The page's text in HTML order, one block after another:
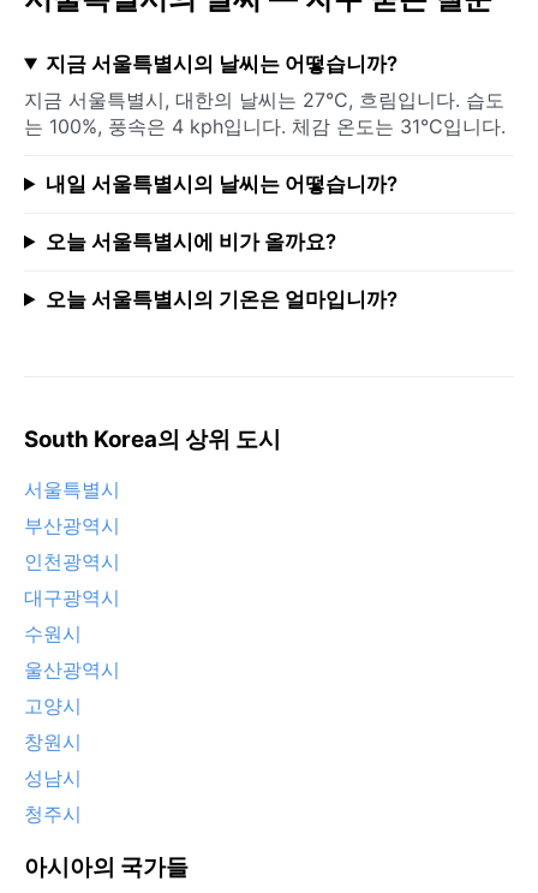
지금 서울특별시의 날씨는 어떻습니까?
지금 서울특별시, 대한의 날씨는 27°C, 흐림입니다. 습도
는 100%, 풍속은 4 kph입니다. 체감 온도는 31°C입니다.
내일 서울특별시의 날씨는 어떻습니까?
오늘 서울특별시에 비가 올까요?
오늘 서울특별시의 기온은 얼마입니까?
South Korea의 상위 도시
서울특별시
부산광역시
인천광역시
대구광역시
수원시
울산광역시
고양시
창원시
성남시
청주시
아시아의 국가들